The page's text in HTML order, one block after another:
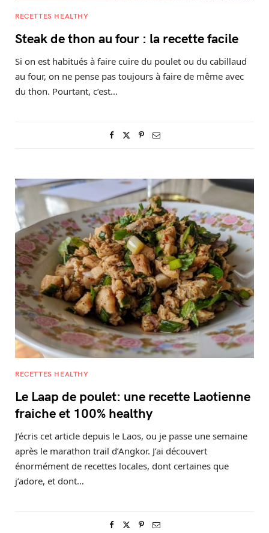
RECETTES HEALTHY
Steak de thon au four : la recette facile
Si on est habitués à faire cuire du poulet ou du cabillaud
au four, on ne pense pas toujours à faire de même avec
du thon. Pourtant, c’est…
RECETTES HEALTHY
Le Laap de poulet: une recette Laotienne
fraiche et 100% healthy
J’écris cet article depuis le Laos, ou je passe une semaine
après le marathon trail d’Angkor. J’ai découvert
énormément de recettes locales, dont certaines que
j’adore, et dont…